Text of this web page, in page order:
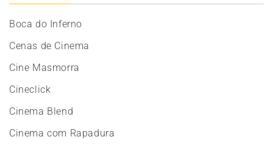
Boca do Inferno
Cenas de Cinema
Cine Masmorra
Cineclick
Cinema Blend
Cinema com Rapadura